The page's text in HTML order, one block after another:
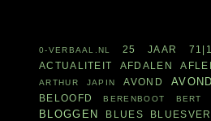
0-VERBAAL.NL 25 JAAR
ACTUALITEIT AFDALEN
ARTHUR JAPIN
AVOND
BELOOFD BERENBOOT BERT
BLOGGEN BLUES